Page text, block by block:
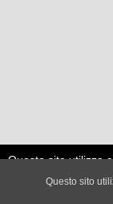
Questo sito utilizza
esperienza.
Questo sito